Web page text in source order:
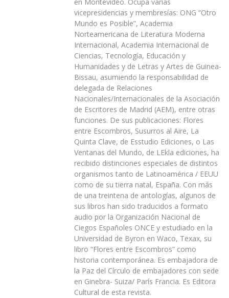
vicepresidencias y membresías: ONG “Otro
Mundo es Posible”, Academia
Norteamericana de Literatura Moderna
Internacional, Academia Internacional de
Ciencias, Tecnología, Educación y
Humanidades y de Letras y Artes de Guinea-
Bissau, asumiendo la responsabilidad de
delegada de Relaciones
Nacionales/Internacionales de la Asociación
de Escritores de Madrid (AEM), entre otras
funciones. De sus publicaciones: Flores
entre Escombros, Susurros al Aire, La
Quinta Clave, de Esstudio Ediciones, o Las
Ventanas del Mundo, de LEkla ediciones, ha
recibido distinciones especiales de distintos
organismos tanto de Latinoamérica / EEUU
como de su tierra natal, España. Con más
de una treintena de antologías, algunos de
sus libros han sido traducidos a formato
audio por la Organización Nacional de
Ciegos Españoles ONCE y estudiado en la
Universidad de Byron en Waco, Texax, su
libro “Flores entre Escombros” como
historia contemporánea. Es embajadora de
la Paz del Círculo de embajadores con sede
en Ginebra- Suiza/ París Francia. Es Editora
Cultural de esta revista.